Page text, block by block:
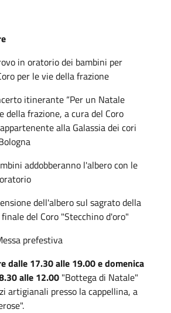
in oratorio dei bambini per
per le vie della frazione
itinerante “Per un Natale
della frazione, a cura del Coro
alla Galassia dei cori
addobberanno l'albero con le
dell'albero sul sagrato della
del Coro "Stecchino d'oro"
prefestiva
dalle 17.30 alle 19.00 e domenica
alle 12.00 "Bottega di Natale"
artigianali presso la cappellina, a